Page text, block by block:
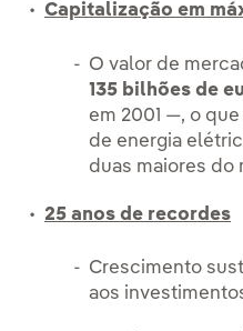
Capitalização em
O valor de
135 bilhões de
em 2001 —, o
de energia
duas maiores do
25 anos de recordes
Crescimento
aos